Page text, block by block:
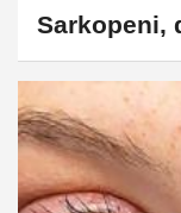
Sarkopeni,